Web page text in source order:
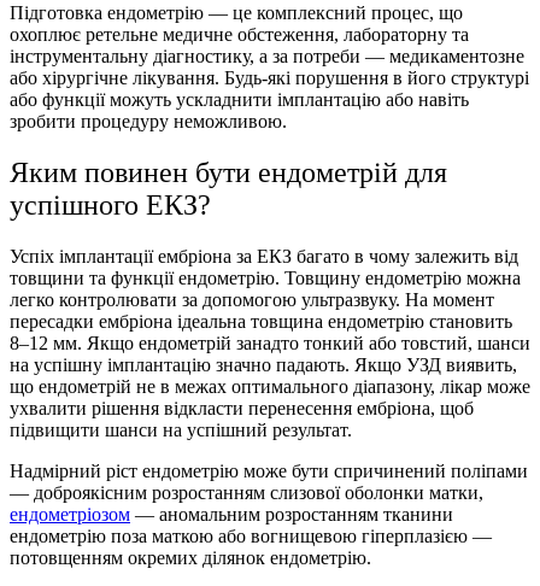
Підготовка ендометрію — це комплексний процес, що
охоплює ретельне медичне обстеження, лабораторну та
інструментальну діагностику, а за потреби — медикаментозне
або хірургічне лікування. Будь-які порушення в його структурі
або функції можуть ускладнити імплантацію або навіть
зробити процедуру неможливою.
Яким повинен бути ендометрій для
успішного ЕКЗ?
Успіх імплантації ембріона за ЕКЗ багато в чому залежить від
товщини та функції ендометрію. Товщину ендометрію можна
легко контролювати за допомогою ультразвуку. На момент
пересадки ембріона ідеальна товщина ендометрію становить
8–12 мм. Якщо ендометрій занадто тонкий або товстий, шанси
на успішну імплантацію значно падають. Якщо УЗД виявить,
що ендометрій не в межах оптимального діапазону, лікар може
ухвалити рішення відкласти перенесення ембріона, щоб
підвищити шанси на успішний результат.
Надмірний ріст ендометрію може бути спричинений поліпами
— доброякісним розростанням слизової оболонки матки,
ендометріозом — аномальним розростанням тканини
ендометрію поза маткою або вогнищевою гіперплазією —
потовщенням окремих ділянок ендометрію.